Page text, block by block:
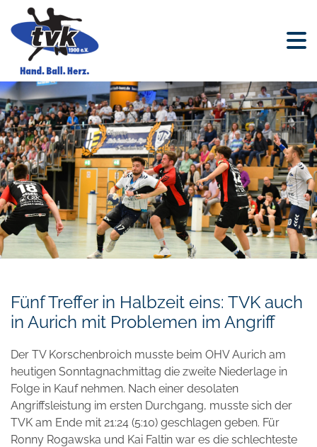
Fünf Treffer in Halbzeit eins: TVK auch
in Aurich mit Problemen im Angriff
Der TV Korschenbroich musste beim OHV Aurich am
heutigen Sonntagnachmittag die zweite Niederlage in
Folge in Kauf nehmen. Nach einer desolaten
Angriffsleistung im ersten Durchgang, musste sich der
TVK am Ende mit 21:24 (5:10) geschlagen geben. Für
Ronny Rogawska und Kai Faltin war es die schlechteste